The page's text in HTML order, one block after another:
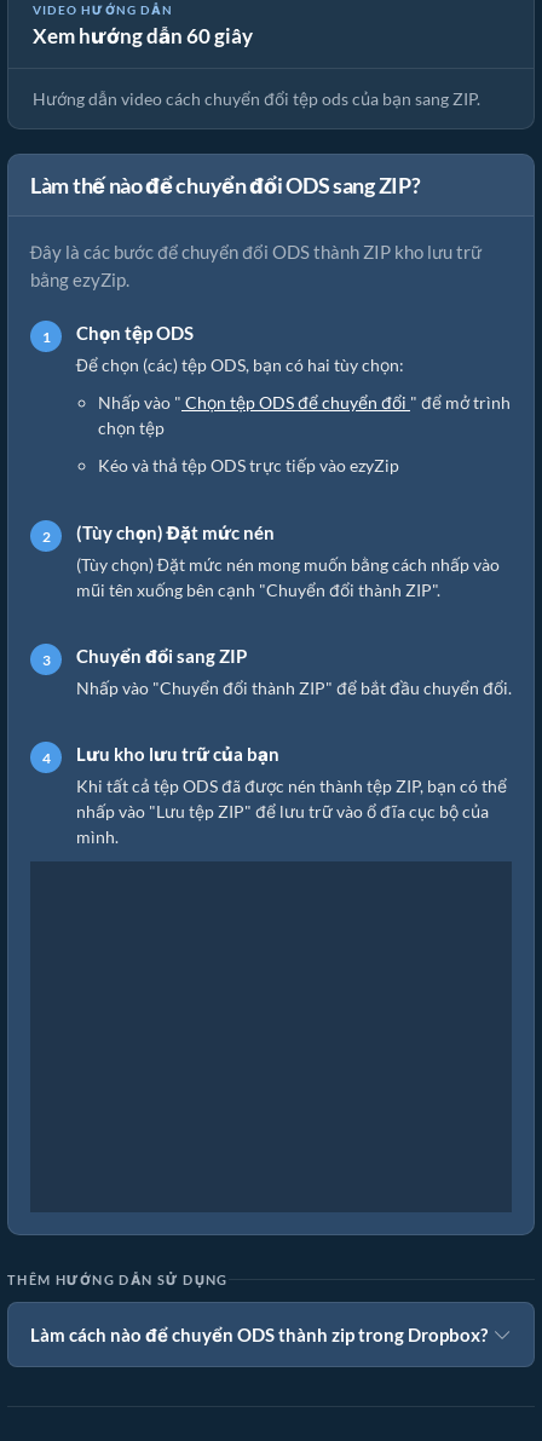
VIDEO HƯỚNG DẪN
Xem hướng dẫn 60 giây
Hướng Dẫn Chuyển Đổi Tệp Sang ZIP Trực Tuyến (Hướng Dẫn
Đơn Giản)
Hướng dẫn video cách chuyển đổi tệp ods của bạn sang ZIP.
Làm thế nào để chuyển đổi ODS sang ZIP?
Đây là các bước để chuyển đổi ODS thành ZIP kho lưu trữ
bằng ezyZip.
Chọn tệp ODS
Để chọn (các) tệp ODS, bạn có hai tùy chọn:
Nhấp vào " Chọn tệp ODS để chuyển đổi " để mở trình
chọn tệp
Kéo và thả tệp ODS trực tiếp vào ezyZip
(Tùy chọn) Đặt mức nén
(Tùy chọn) Đặt mức nén mong muốn bằng cách nhấp vào
mũi tên xuống bên cạnh "Chuyển đổi thành ZIP".
Chuyển đổi sang ZIP
Nhấp vào "Chuyển đổi thành ZIP" để bắt đầu chuyển đổi.
Lưu kho lưu trữ của bạn
Khi tất cả tệp ODS đã được nén thành tệp ZIP, bạn có thể
nhấp vào "Lưu tệp ZIP" để lưu trữ vào ổ đĩa cục bộ của
mình.
THÊM HƯỚNG DẪN SỬ DỤNG
Làm cách nào để chuyển ODS thành zip trong Dropbox?